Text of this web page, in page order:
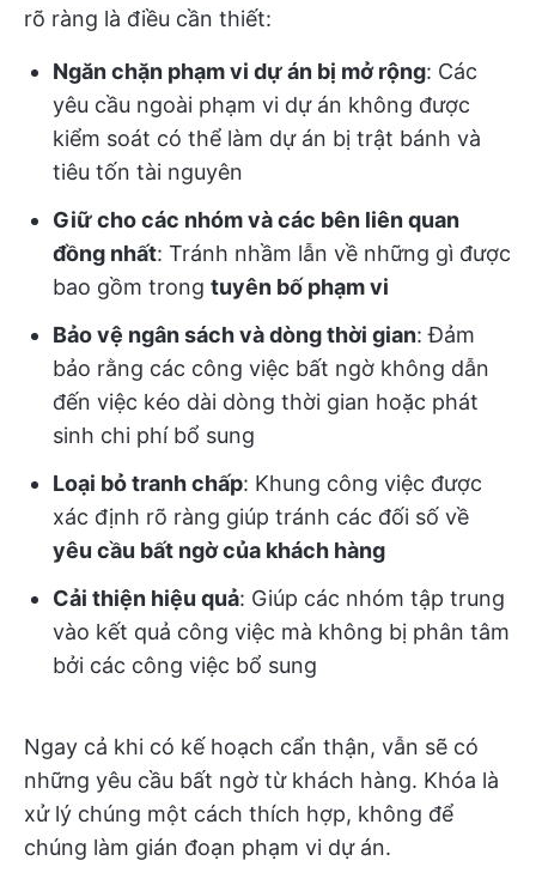
rõ ràng là điều cần thiết:
Ngăn chặn phạm vi dự án bị mở rộng: Các
yêu cầu ngoài phạm vi dự án không được
kiểm soát có thể làm dự án bị trật bánh và
tiêu tốn tài nguyên
Giữ cho các nhóm và các bên liên quan
đồng nhất: Tránh nhầm lẫn về những gì được
bao gồm trong tuyên bố phạm vi
Bảo vệ ngân sách và dòng thời gian: Đảm
bảo rằng các công việc bất ngờ không dẫn
đến việc kéo dài dòng thời gian hoặc phát
sinh chi phí bổ sung
Loại bỏ tranh chấp: Khung công việc được
xác định rõ ràng giúp tránh các đối số về
yêu cầu bất ngờ của khách hàng
Cải thiện hiệu quả: Giúp các nhóm tập trung
vào kết quả công việc mà không bị phân tâm
bởi các công việc bổ sung
Ngay cả khi có kế hoạch cẩn thận, vẫn sẽ có
những yêu cầu bất ngờ từ khách hàng. Khóa là
xử lý chúng một cách thích hợp, không để
chúng làm gián đoạn phạm vi dự án.